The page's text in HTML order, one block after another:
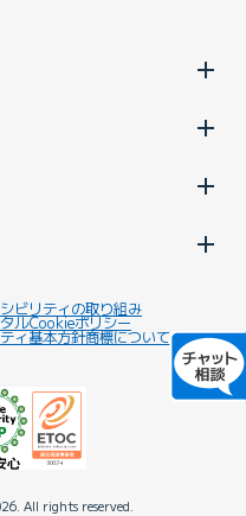
ビリティの取り組み
ルCookieポリシー
ィ基本方針商標について
All rights reserved.